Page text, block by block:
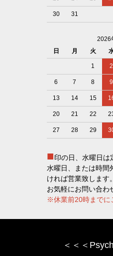
30 31
2026
日
月 火
1 2
6 7 8 9
13 14 15
20 21 22
27 28 29
■印の日、水曜日は
水曜日、または時間
ければ営業致します。
お気軽にお問い合わ
※休業前20時までに
＜＜＜